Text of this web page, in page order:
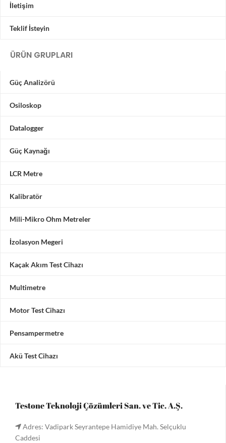
İletişim
Teklif İsteyin
ÜRÜN GRUPLARI
Güç Analizörü
Osiloskop
Datalogger
Güç Kaynağı
LCR Metre
Kalibratör
Mili-Mikro Ohm Metreler
İzolasyon Megeri
Kaçak Akım Test Cihazı
Multimetre
Motor Test Cihazı
Pensampermetre
Akü Test Cihazı
Testone Teknoloji Çözümleri San. ve Tic. A.Ş.
Adres: Vadipark Seyrantepe Hamidiye Mah. Selçuklu
Caddesi